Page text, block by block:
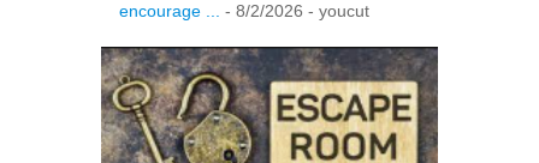
encourage ...
- 8/2/2026 - youcut